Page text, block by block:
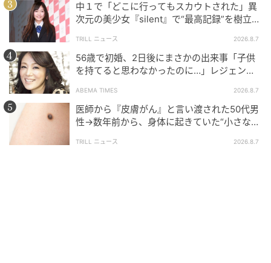
ウーマンエキサイト
中１で「どこに行ってもスカウトされた」異
次元の美少女『silent』で“最高記録”を樹立し
TRILL ニュース 2026.8.7
56歳で初婚、2日後にまさかの出来事「子供
を持てると思わなかったのに…」レジェンド
ABEMA TIMES 2026.8.7
医師から『皮膚がん』と言い渡された50代男
性→数年前から、身体に起きていた“小さな異
TRILL ニュース 2026.8.7